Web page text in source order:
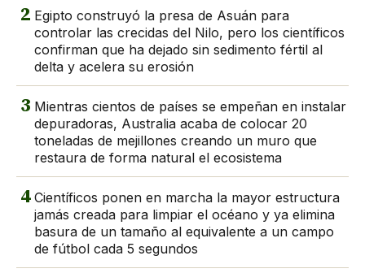
2 Egipto construyó la presa de Asuán para
controlar las crecidas del Nilo, pero los científicos
confirman que ha dejado sin sedimento fértil al
delta y acelera su erosión
3 Mientras cientos de países se empeñan en instalar
depuradoras, Australia acaba de colocar 20
toneladas de mejillones creando un muro que
restaura de forma natural el ecosistema
4 Científicos ponen en marcha la mayor estructura
jamás creada para limpiar el océano y ya elimina
basura de un tamaño al equivalente a un campo
de fútbol cada 5 segundos